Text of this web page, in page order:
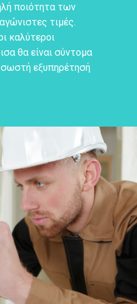
ποιότητα των
τιμές.
καλύτεροι
θα είναι σύντομα
εξυπηρέτησή